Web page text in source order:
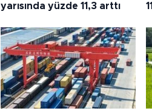
yarısında yüzde 11,3 arttı